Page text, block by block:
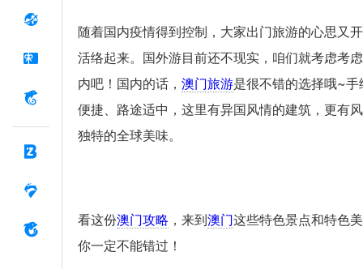
随着国内疫情得到控制，大家出门旅游的心思又
活络起来。国外游目前还不现实，咱们就考虑考
内吧！国内的话， 澳门旅游是很不错的选择哦~手
便捷、路途适中，这里有异国风情的建筑，更有
独特的全球美味。
看这份澳门攻略 ，来到澳门这些特色景点和特色
你一定不能错过！